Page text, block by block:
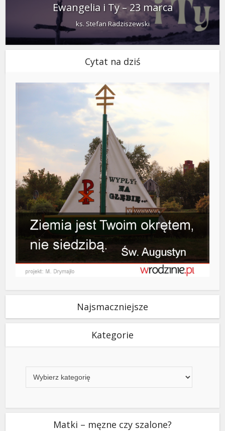
Ewangelia i Ty – 23 marca
ks. Stefan Radziszewski
Cytat na dziś
Najsmaczniejsze
Kategorie
Matki – męzne czy szalone?